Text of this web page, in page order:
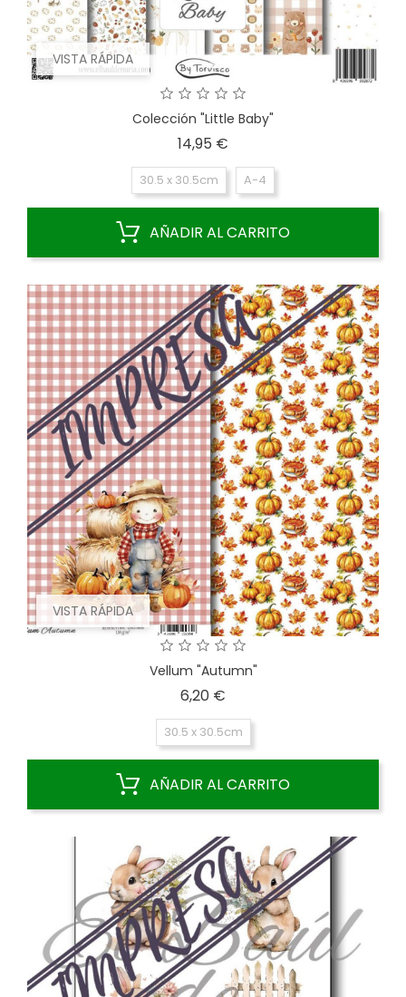
VISTA RÁPIDA
Colección "Little Baby"
14,95 €
30.5 x 30.5cm A-4
AÑADIR AL CARRITO
VISTA RÁPIDA
Vellum "Autumn"
6,20 €
30.5 x 30.5cm
AÑADIR AL CARRITO